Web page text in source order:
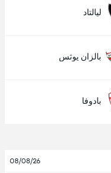
ليالتاد
بالزان يوثس
بادوفا
08/08/26